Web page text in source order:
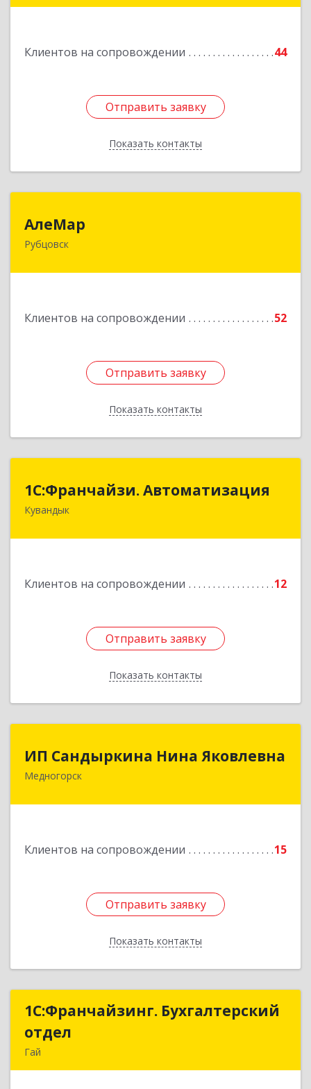
Клиентов на сопровождении 44
Отправить заявку
Показать контакты
Отправить заявку
Назад
АлеМар
Рубцовск
Клиентов на сопровождении 52
Отправить заявку
Показать контакты
Отправить заявку
Назад
1С:Франчайзи. Автоматизация
Кувандык
Клиентов на сопровождении 12
Отправить заявку
Показать контакты
1С:Франчайзи. Автоматизация
462220, Оренбургская обл, Кувандыкский р-н,
Отправить заявку
Назад
ИП Сандыркина Нина Яковлевна
Медногорск
Клиентов на сопровождении 15
Отправить заявку
Показать контакты
462270, Оренбургская обл, Медногорск г,
Отправить заявку
Назад
1С:Франчайзинг. Бухгалтерский
отдел
Гай
1С:Франчайзинг. Бухгалтерский